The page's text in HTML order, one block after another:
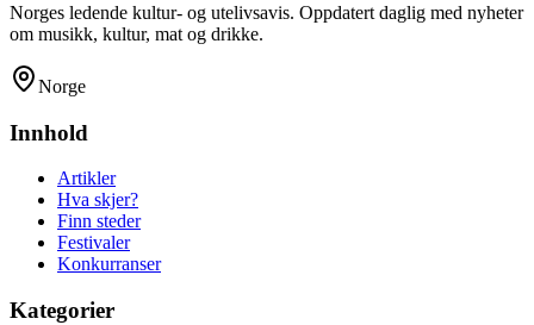
Norges ledende kultur- og utelivsavis. Oppdatert daglig med nyheter
om musikk, kultur, mat og drikke.
Norge
Innhold
Artikler
Hva skjer?
Finn steder
Festivaler
Konkurranser
Kategorier